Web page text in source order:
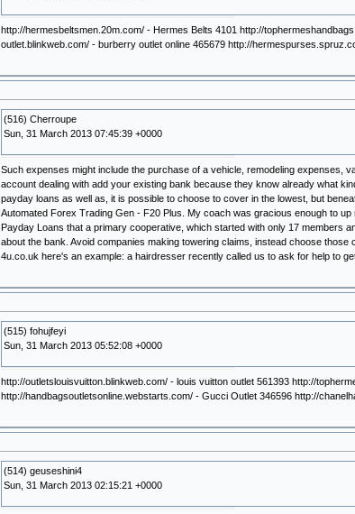
http://hermesbeltsmen.20m.com/ - Hermes Belts 4101 http://
outlet.blinkweb.com/ - burberry outlet online 465679 http://
(516) Cherroupe
Sun, 31 March 2013 07:45:39 +0000
Such expenses might include the purchase of a vehicle, remodeling expenses,
account dealing with add your existing bank because they know already what
payday loans as well as, it is possible to choose to cover in the lowest, but
Automated Forex Trading Gen - F20 Plus. My coach was gracious enough to
Payday Loans that a primary cooperative, which started with only 17 members
about the bank. Avoid companies making towering claims, instead choose
4u.co.uk here's an example: a hairdresser recently called us to ask for help to
(515) fohujfeyi
Sun, 31 March 2013 05:52:08 +0000
http://outletslouisvuitton.blinkweb.com/ - louis vuitton outlet 561393 http://
http://handbagsoutletsonline.webstarts.com/ - Gucci Outlet 346596 http://
(514) geuseshini4
Sun, 31 March 2013 02:15:21 +0000